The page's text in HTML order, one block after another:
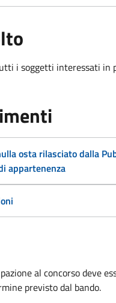
i soggetti interessati in
osta rilasciato dalla
appartenenza
al concorso deve
previsto dal bando.